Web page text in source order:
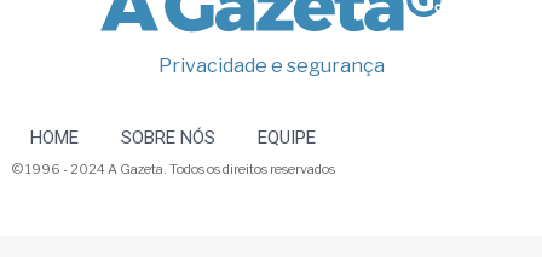
Privacidade e segurança
HOME SOBRE NÓS EQUIPE
© 1996 - 2024 A Gazeta. Todos os direitos reservados